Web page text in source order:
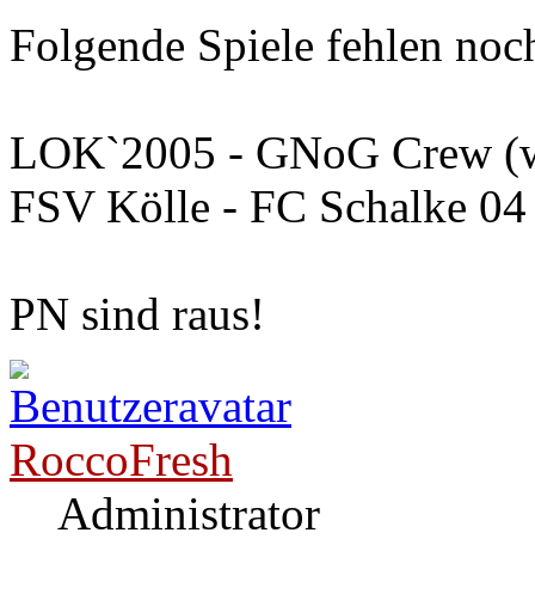
Folgende Spiele fehlen
LOK`2005 - GNoG Crew
FSV Kölle - FC Schalke
PN sind raus!
RoccoFresh
Administrator